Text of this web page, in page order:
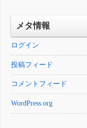
イ
ブメタ情報
ログイン
投稿フィード
コメントフィード
WordPress.org